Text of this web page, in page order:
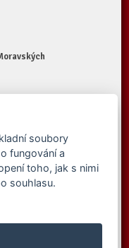
Vytvořilo studio
soubory
fungování a
toho, jak s nimi
souhlasu.